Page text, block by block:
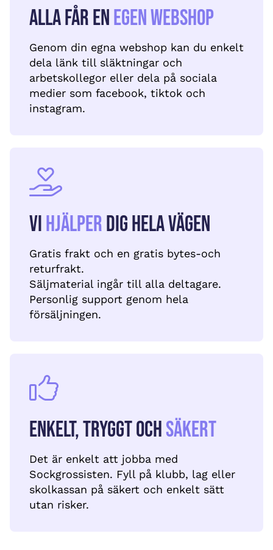
Alla får enegen webshop
Genom din egna webshop kan du enkelt
dela länk till släktningar och
arbetskollegor eller dela på sociala
medier som facebook, tiktok och
instagram.
Vihjälperdig hela vägen
Gratis frakt och en gratis bytes-och
returfrakt.
Säljmaterial ingår till alla deltagare.
Personlig support genom hela
försäljningen.
Enkelt, tryggt ochsäkert
Det är enkelt att jobba med
Sockgrossisten. Fyll på klubb, lag eller
skolkassan på säkert och enkelt sätt
utan risker.